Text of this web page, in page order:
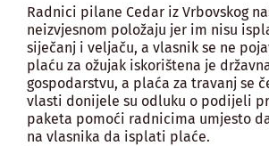
Radnici pilane Cedar iz Vrbovskog
neizvjesnom položaju jer im nisu
siječanj i veljaču, a vlasnik se ne
plaću za ožujak iskorištena je
gospodarstvu, a plaća za travanj se
vlasti donijele su odluku o podijeli
paketa pomoći radnicima umjesto
na vlasnika da isplati plaće.